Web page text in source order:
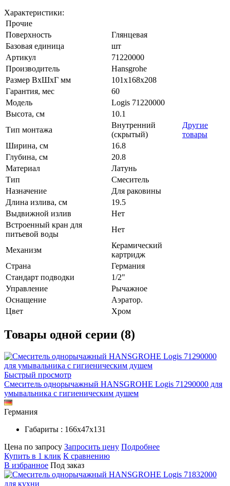
Характеристики:
Прочие
Поверхность
Глянцевая
Базовая единица
шт
Артикул
71220000
Производитель
Hansgrohe
Размер ВхШхГ мм
101х168х208
Гарантия, мес
60
Модель
Logis 71220000
Высота, см
10.1
Тип монтажа
Внутренний
(скрытый)
Другие
товары
Ширина, см
16.8
Глубина, см
20.8
Материал
Латунь
Тип
Смеситель
Назначение
Для раковины
Длина излива, см
19.5
Выдвижной излив
Нет
Встроенный кран для
питьевой воды
Нет
Механизм
Керамический
картридж
Страна
Германия
Стандарт подводки
1/2"
Управление
Рычажное
Оснащение
Аэратор.
Цвет
Хром
Товары одной серии (8)
Быстрый просмотр
Смеситель однорычажный HANSGROHE Logis 71290000 для
умывальника с гигиеническим душем
Германия
Габариты : 166х47х131
Цена по запросу Запросить цену Подробнее
Купить в 1 клик К сравнению
В избранное Под заказ